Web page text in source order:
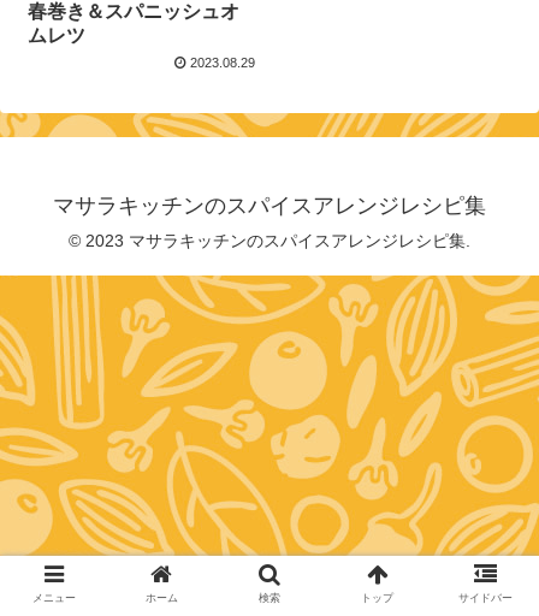
春巻き＆スパニッシュオ
ムレツ
2023.08.29
マサラキッチンのスパイスアレンジレシピ集
© 2023 マサラキッチンのスパイスアレンジレシピ集.
メニュー ホーム 検索 トップ サイドバー